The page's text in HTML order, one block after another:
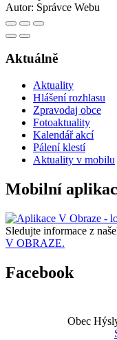
Autor: Správce Webu
Aktuálně
Aktuality
Hlášení rozhlasu
Zpravodaj obce
Fotoaktuality
Kalendář akcí
Pálení klestí
Aktuality v mobilu
Mobilní
Sledujte informace z
V OBRAZE.
Facebook
Obec